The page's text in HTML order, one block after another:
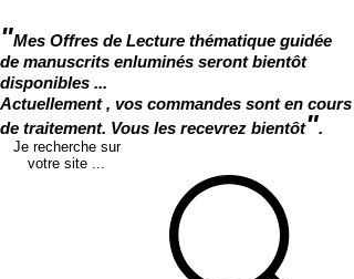
"Mes Offres de Lecture thématique guidée
de manuscrits enluminés seront bientôt
disponibles ...
Actuellement , vos commandes sont en cours
de traitement. Vous les recevrez bientôt".
Je recherche sur
votre site ...